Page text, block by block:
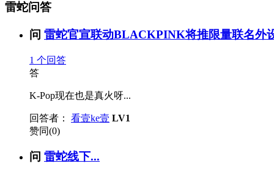
雷蛇问答
问 雷蛇官宣联动BLACKPINK将推限量联名外
1 个回答
答
K-Pop现在也是真火呀...
回答者： 看壹ke壹 LV1
赞同(0)
问 雷蛇线下...